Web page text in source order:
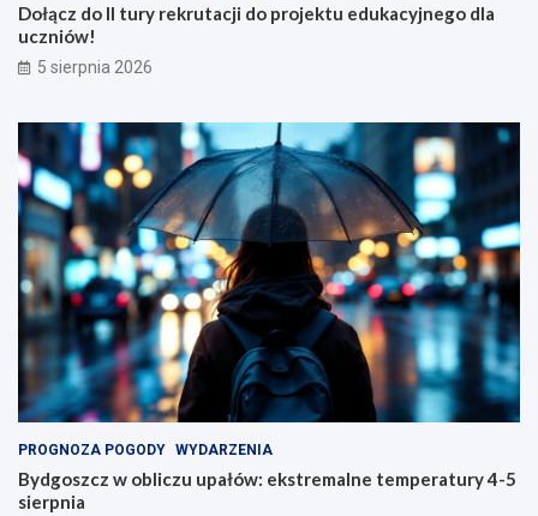
Dołącz do II tury rekrutacji do projektu edukacyjnego dla
uczniów!
5 sierpnia 2026
PROGNOZA POGODY WYDARZENIA
Bydgoszcz w obliczu upałów: ekstremalne temperatury 4-5
sierpnia